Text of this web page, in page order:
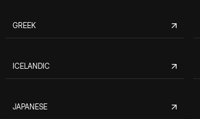
GREEK
ICELANDIC
JAPANESE